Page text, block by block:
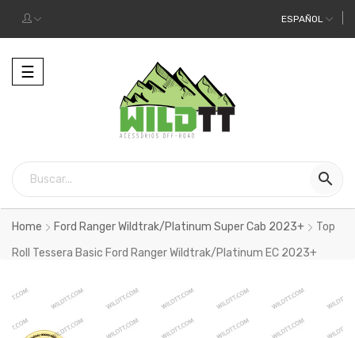
ESPAÑOL
Alternar
la
☰

Home Ford Ranger Wildtrak/Platinum Super Cab 2023+
Top
Roll Tessera Basic Ford Ranger Wildtrak/Platinum EC 2023+